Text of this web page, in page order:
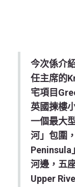
今次係介
任主席的
宅項目
英國揀樓
一個最大
河」包圍
Peninsula
河邊，五
Upper